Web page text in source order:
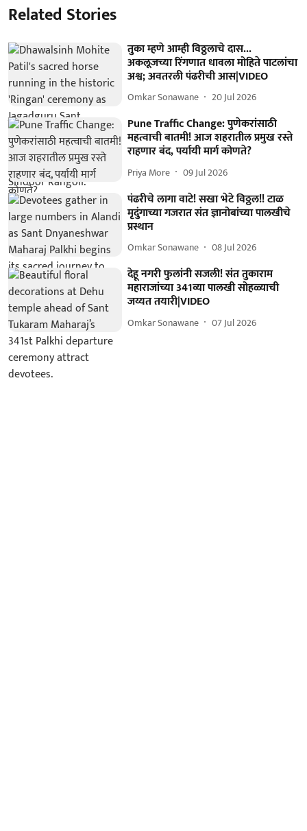
Related Stories
तुका म्हणे आम्ही विठ्ठलाचे दास...
अकलूजच्या रिंगणात धावला मोहिते पाटलांचा
अश्व; अवतरली पंढरीची आस|VIDEO
Omkar Sonawane 20 Jul 2026
Pune Traffic Change: पुणेकरांसाठी
महत्वाची बातमी! आज शहरातील प्रमुख रस्ते
राहणार बंद, पर्यायी मार्ग कोणते?
Priya More 09 Jul 2026
पंढरीचे लागा वाटे! सखा भेटे विठ्ठल!! टाळ
मृदुंगाच्या गजरात संत ज्ञानोबांच्या पालखीचे
प्रस्थान
Omkar Sonawane 08 Jul 2026
देहू नगरी फुलांनी सजली! संत तुकाराम
महाराजांच्या 341व्या पालखी सोहळ्याची
जय्यत तयारी|VIDEO
Omkar Sonawane 07 Jul 2026